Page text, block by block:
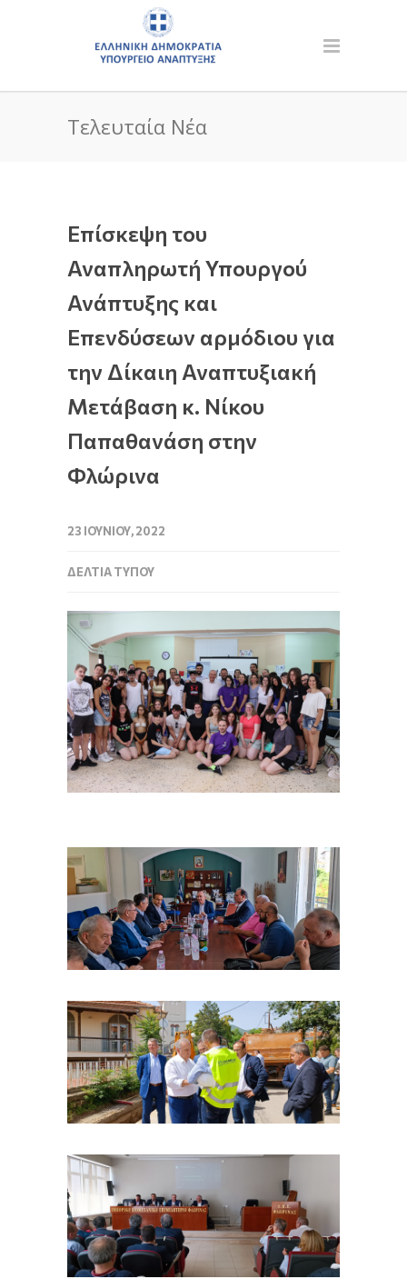
Τελευταία Νέα
Επίσκεψη του
Αναπληρωτή Υπουργού
Ανάπτυξης και
Επενδύσεων αρμόδιου για
την Δίκαιη Αναπτυξιακή
Μετάβαση κ. Νίκου
Παπαθανάση στην
Φλώρινα
23 ΙΟΥΝΊΟΥ, 2022
ΔΕΛΤΊΑ ΤΎΠΟΥ